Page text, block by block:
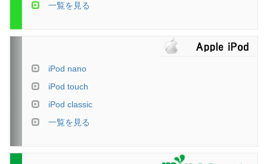
一覧を見る
iPod nano
iPod touch
iPod classic
一覧を見る